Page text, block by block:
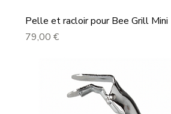
Pelle et racloir pour Bee Grill Mini
Prix
79,00 €